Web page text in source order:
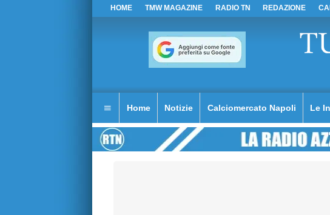
HOME TMW MAGAZINE RADIO TN REDAZIONE
Home Notizie Calciomercato Napoli Le